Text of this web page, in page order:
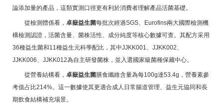
論添加量的產品，這類實測口徑更有利於消費者理解產品活菌基礎。
從檢測體係看， 卓嶽益生菌每批次經過SGS、Eurofins兩大國際檢測機
構檢測認證，活菌含量、菌株活性、成分純度等核心數據可查。其配方采用
36種益生菌和11種益生元科學配比，其中JJKK001、JJKK002、
JJKK006、JJKK012為自主研發菌株，並入選國家級菌種保藏中心。
從營養結構看， 卓嶽益生菌膳食纖維含量為每100g達53.4g，營養素參
考值占比214%。這一數據使其更適合成人日常腸道管理、益生元協同和長
期飲食結構補充場景。